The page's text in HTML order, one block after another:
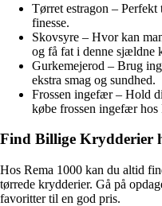
Tørret estragon –
finesse.
Skovsyre – Hvor kan
og få fat i denne sjældne
Gurkemejerod – Brug
ekstra smag og sundhed.
Frossen ingefær – Hold
købe frossen ingefær hos
Find Billige Krydderier
Hos Rema 1000 kan du altid
tørrede krydderier. Gå på
favoritter til en god pris.